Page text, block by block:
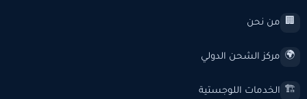
🏢 من نحن
🌍 مركز الشحن الدولي
🏗️ الخدمات اللوجستية